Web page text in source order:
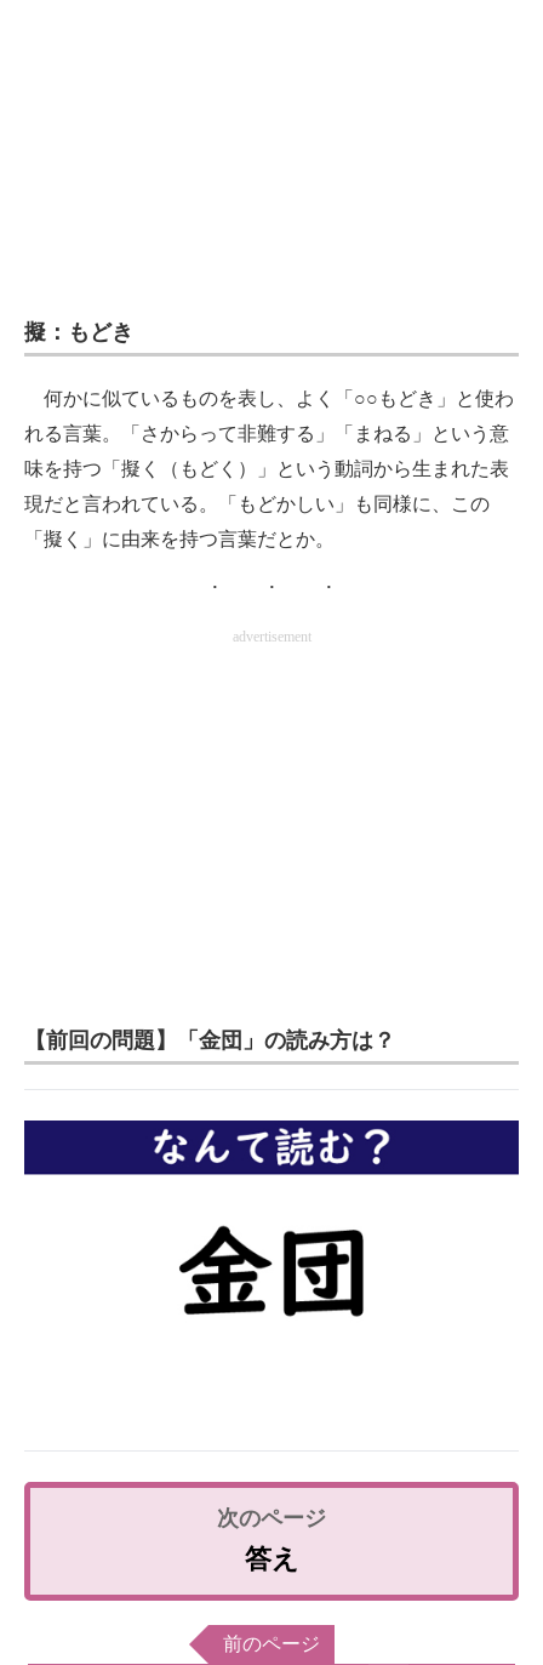
擬：もどき
何かに似ているものを表し、よく「○○もどき」と使わ
れる言葉。「さからって非難する」「まねる」という意
味を持つ「擬く（もどく）」という動詞から生まれた表
現だと言われている。「もどかしい」も同様に、この
「擬く」に由来を持つ言葉だとか。
advertisement
【前回の問題】「金団」の読み方は？
答え
前のページ